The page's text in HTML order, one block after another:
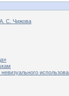
С. Чижова